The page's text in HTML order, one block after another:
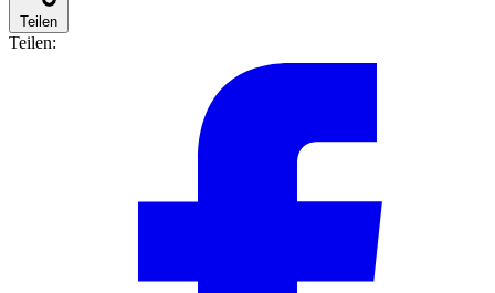
Teilen
Teilen: